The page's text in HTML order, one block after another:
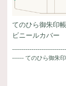
てのひら御朱印
ビニールカバー
------ てのひら御朱